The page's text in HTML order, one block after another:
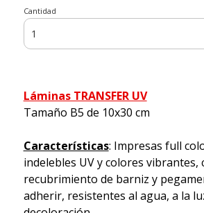
Cantidad
Láminas TRANSFER UV
Tamaño B5 de 10x30 cm
Características: Impresas full
indelebles UV y colores vibrantes,
recubrimiento de barniz y
adherir, resistentes al agua, a la